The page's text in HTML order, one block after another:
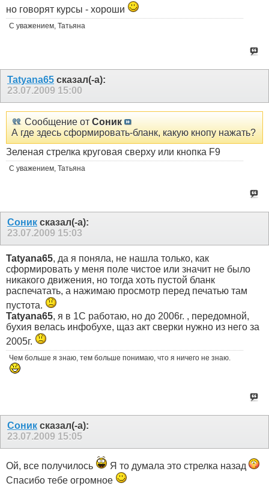
но говорят курсы - хороши
С уважением, Татьяна
Tatyana65 сказал(-а):
23.07.2009 15:00
Сообщение от Соник
А где здесь сформировать-бланк, какую кнопу нажать?
Зеленая стрелка круговая сверху или кнопка F9
С уважением, Татьяна
Соник сказал(-а):
23.07.2009 15:03
Tatyana65, да я поняла, не нашла только, как
сформировать у меня поле чистое или значит не было
никакого движения, но тогда хоть пустой бланк
распечатать, а нажимаю просмотр перед печатью там
пустота.
Tatyana65, я в 1С работаю, но до 2006г. , передомной,
бухия велась инфобухе, щаз акт сверки нужно из него за
2005г.
Чем больше я знаю, тем больше понимаю, что я ничего не знаю.
Соник сказал(-а):
23.07.2009 15:05
Ой, все получилось
Я то думала это стрелка назад
Спасибо тебе огромное